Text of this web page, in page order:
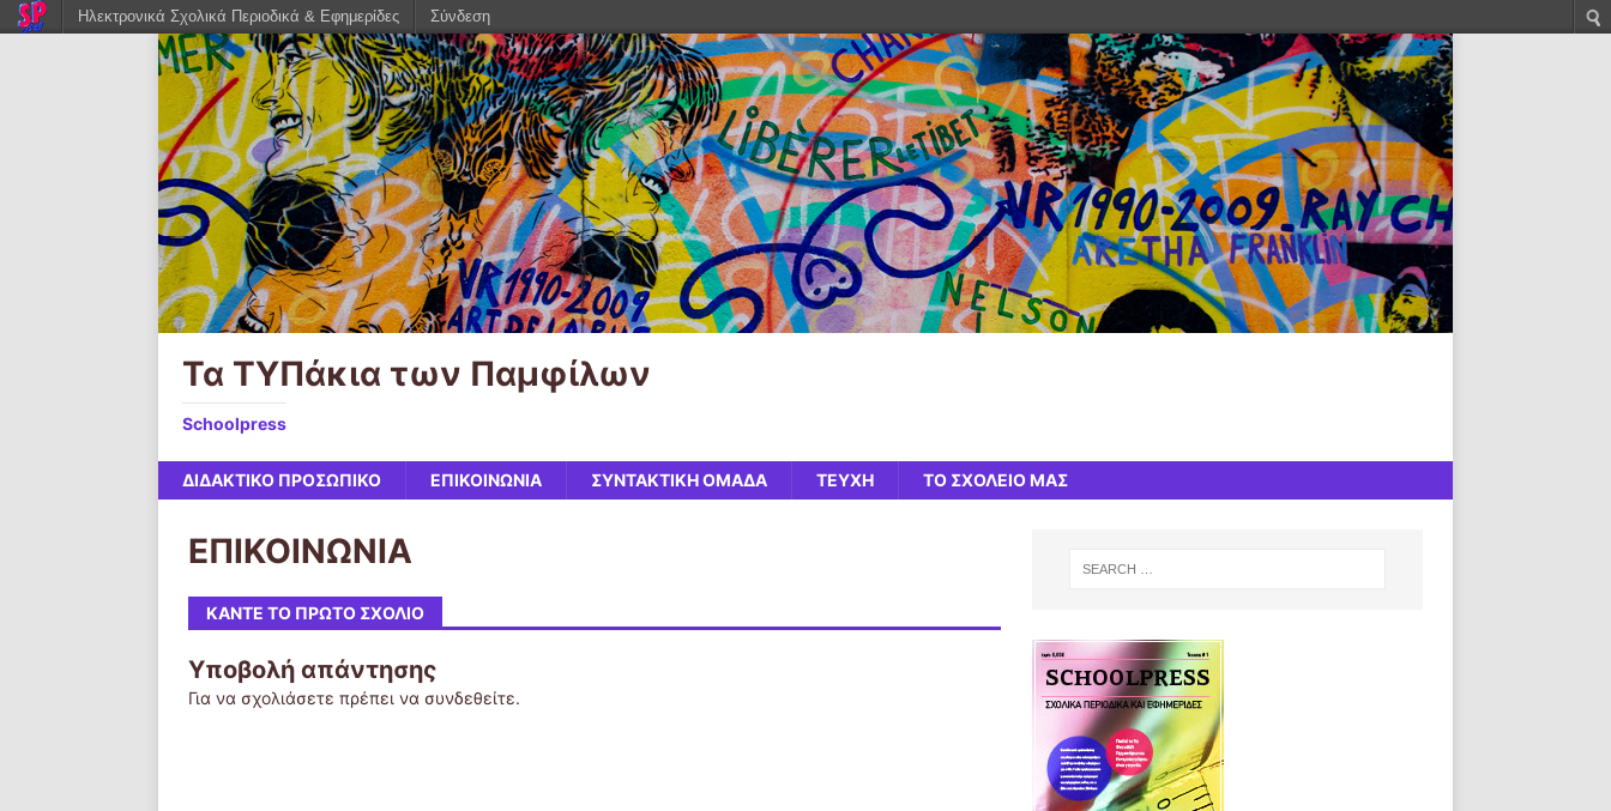
Τα ΤΥΠάκια των Παμφίλων
Schoolpress
ΔΙΔΑΚΤΙΚΟ ΠΡΟΣΩΠΙΚΟ ΕΠΙΚΟΙΝΩΝΙΑ ΣΥΝΤΑΚΤΙΚΗ ΟΜΑΔΑ ΤΕΥΧΗ ΤΟ ΣΧΟΛΕΙΟ ΜΑΣ
ΕΠΙΚΟΙΝΩΝΙΑ
ΚΆΝΤΕ ΤΟ ΠΡΏΤΟ ΣΧΌΛΙΟ
Υποβολή απάντησης
Για να σχολιάσετε πρέπει να συνδεθείτε.
Ηλεκτρονικά Σχολικά Περιοδικά & Εφημερίδες Σύνδεση